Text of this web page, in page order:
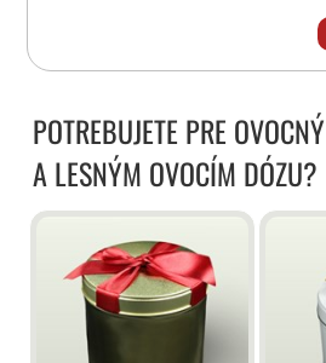
POTREBUJETE PRE
A LESNÝM OVOCÍM DÓZU?